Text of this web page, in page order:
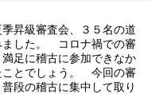
昇級審査会、３５名の道
ました。 コロナ禍での審
足に稽古に参加できなか
ことでしょう。 今回の審
段の稽古に集中して取り